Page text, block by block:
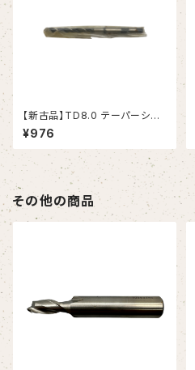
【新古品】TD8.0 テーパーシャ
¥976
その他の商品